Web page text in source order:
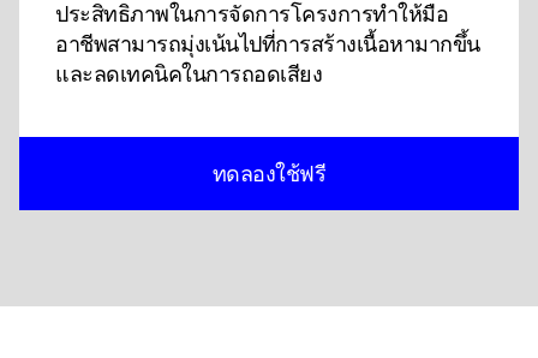
ประสิทธิภาพในการจัดการโครงการทําให้มือ
อาชีพสามารถมุ่งเน้นไปที่การสร้างเนื้อหามากขึ้น
และลดเทคนิคในการถอดเสียง
ทดลองใช้ฟรี